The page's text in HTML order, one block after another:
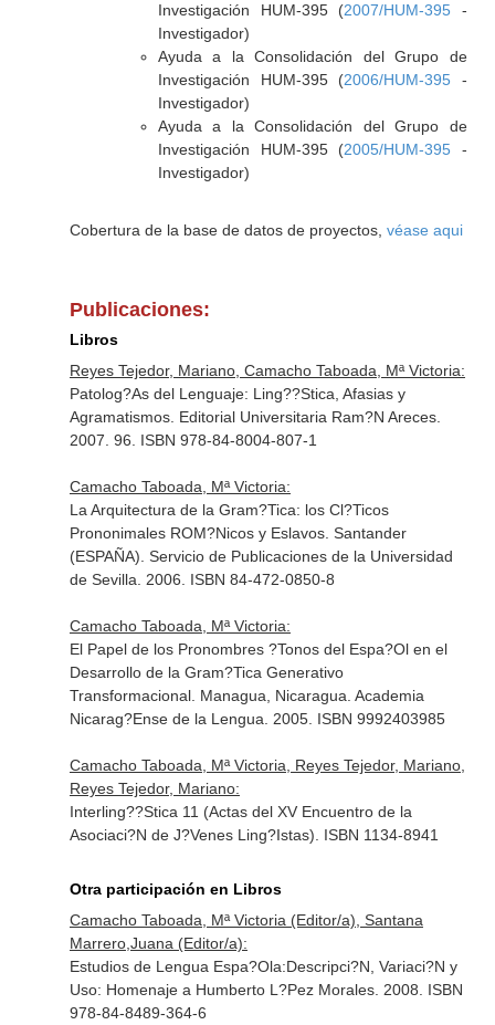
Investigación HUM-395 (2007/HUM-395 -
Investigador)
Ayuda a la Consolidación del Grupo de
Investigación HUM-395 (2006/HUM-395 -
Investigador)
Ayuda a la Consolidación del Grupo de
Investigación HUM-395 (2005/HUM-395 -
Investigador)
Cobertura de la base de datos de proyectos, véase aqui
Publicaciones:
Libros
Reyes Tejedor, Mariano, Camacho Taboada, Mª Victoria:
Patolog?As del Lenguaje: Ling??Stica, Afasias y
Agramatismos. Editorial Universitaria Ram?N Areces.
2007. 96. ISBN 978-84-8004-807-1
Camacho Taboada, Mª Victoria:
La Arquitectura de la Gram?Tica: los Cl?Ticos
Prononimales ROM?Nicos y Eslavos. Santander
(ESPAÑA). Servicio de Publicaciones de la Universidad
de Sevilla. 2006. ISBN 84-472-0850-8
Camacho Taboada, Mª Victoria:
El Papel de los Pronombres ?Tonos del Espa?Ol en el
Desarrollo de la Gram?Tica Generativo
Transformacional. Managua, Nicaragua. Academia
Nicarag?Ense de la Lengua. 2005. ISBN 9992403985
Camacho Taboada, Mª Victoria, Reyes Tejedor, Mariano,
Reyes Tejedor, Mariano:
Interling??Stica 11 (Actas del XV Encuentro de la
Asociaci?N de J?Venes Ling?Istas). ISBN 1134-8941
Otra participación en Libros
Camacho Taboada, Mª Victoria (Editor/a), Santana
Marrero,Juana (Editor/a):
Estudios de Lengua Espa?Ola:Descripci?N, Variaci?N y
Uso: Homenaje a Humberto L?Pez Morales. 2008. ISBN
978-84-8489-364-6